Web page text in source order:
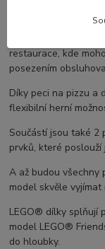
Sada obsahuje
restaurace, kde
posezením
Díky peci na pizzu a
flexibilní herní
Součástí jsou také 2
prvků, které
A až budou všechny
model skvěle
LEGO® dílky splňují
model LEGO®
do hloubky.